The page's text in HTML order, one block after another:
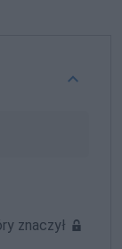
znaczył